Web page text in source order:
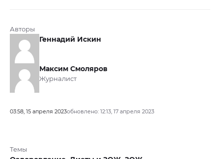
Авторы
Геннадий Искин
Максим Смоляров
Журналист
03:58, 15 апреля 2023обновлено: 12:13, 17 апреля 2023
Темы